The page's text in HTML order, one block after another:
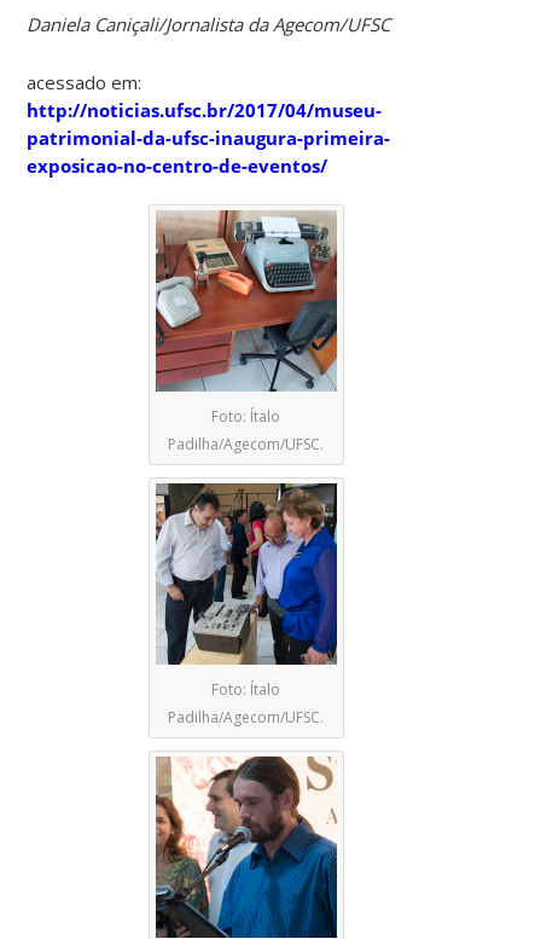
Daniela Caniçali/Jornalista da Agecom/UFSC
acessado em:
http://noticias.ufsc.br/2017/04/museu-
patrimonial-da-ufsc-inaugura-primeira-
exposicao-no-centro-de-eventos/
Foto: Ítalo
Padilha/Agecom/UFSC.
Foto: Ítalo
Padilha/Agecom/UFSC.